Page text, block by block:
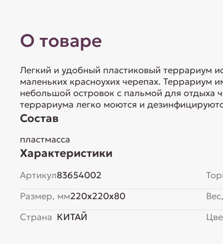
О товаре
Легкий и удобный пластиковый террариум
маленьких красноухих черепах. Террариум
небольшой островок с пальмой для отдыха
террариума легко моются и
Состав
пластмасса
Характеристики
Артикул83654002
Размер, мм220x220x80
Страна КИТАЙ